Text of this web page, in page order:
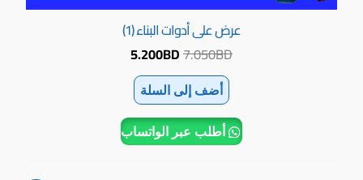
عرض على أدوات البناء (1)
7.050BD
5.200BD
أضف إلى السلة
أطلب عبر الواتساب